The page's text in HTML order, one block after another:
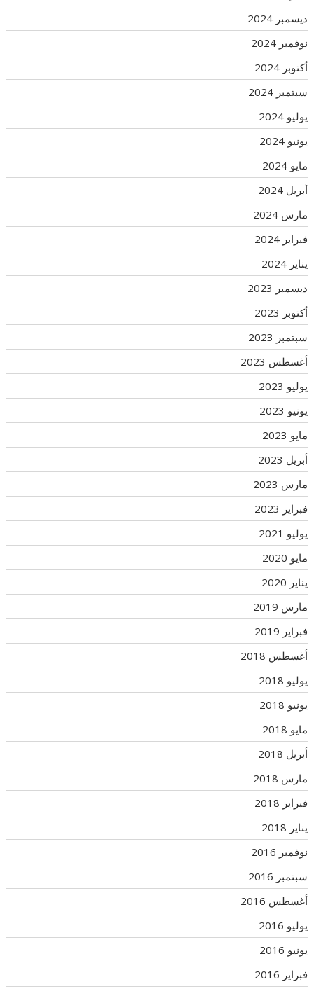
ديسمبر 2024
نوفمبر 2024
أكتوبر 2024
سبتمبر 2024
يوليو 2024
يونيو 2024
مايو 2024
أبريل 2024
مارس 2024
فبراير 2024
يناير 2024
ديسمبر 2023
أكتوبر 2023
سبتمبر 2023
أغسطس 2023
يوليو 2023
يونيو 2023
مايو 2023
أبريل 2023
مارس 2023
فبراير 2023
يوليو 2021
مايو 2020
يناير 2020
مارس 2019
فبراير 2019
أغسطس 2018
يوليو 2018
يونيو 2018
مايو 2018
أبريل 2018
مارس 2018
فبراير 2018
يناير 2018
نوفمبر 2016
سبتمبر 2016
أغسطس 2016
يوليو 2016
يونيو 2016
فبراير 2016